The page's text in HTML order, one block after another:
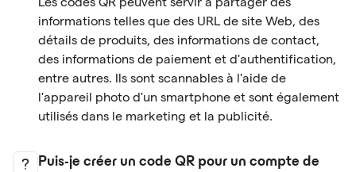
informations telles que des URL de site Web, des
détails de produits, des informations de contact,
des informations de paiement et d'authentification,
entre autres. Ils sont scannables à l'aide de
l'appareil photo d'un smartphone et sont également
utilisés dans le marketing et la publicité.
Puis-je créer un code QR pour un compte de